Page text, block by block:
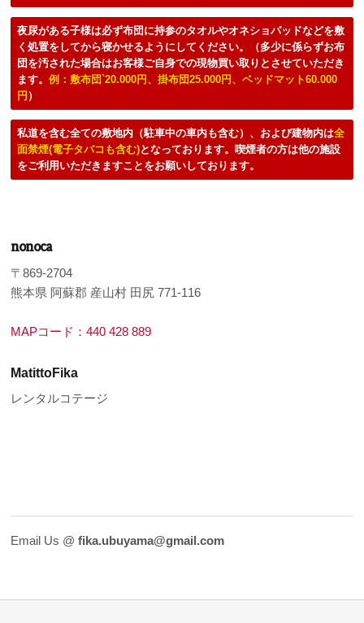
夜尿がある子様は必ず布団に持参のタオルやオネショパッドなどを敷
く処置をしてから寝かせるようにしてください。（多少に係らずお布
団を汚された場合はお客様ご自身での現物買い取りとさせていただき
ます。例：敷布団`20.000円、掛布団25.000円、ベッドマット60.000
円 ）
私道を含む全ての敷地内（駐車中の車内も含む）、および建物内は全
面禁煙(電子タバコも含む)となっております。喫煙者の方は他の施設
をご利用いただきますことをお願いしております。
nonoca
〒869-2704
熊本県 阿蘇郡 産山村 田尻 771-116
MAPコード：440 428 889
MatittoFika
レンタルコテージ
Email Us @fika.ubuyama@gmail.com